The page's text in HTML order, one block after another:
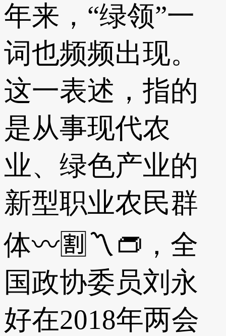
年来，“绿领”一
词也频频出现。
这一表述，指的
是从事现代农
业、绿色产业的
新型职业农民群
体〰🈹〽👝，全
国政协委员刘永
好在2018年两会